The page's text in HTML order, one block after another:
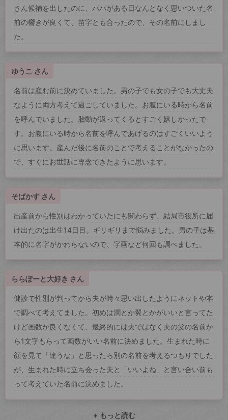
さん候補を出したのに、パパがある日なんとなく思いついた名
前の響きが良くて、苗字とも合ったので、その名前にしまし
た。
ゆうこ さん
名前は産む前に決めていました。男の子でも女の子でも大丈夫
なように両方考えて過ごしていました。お腹にいる時から名前
を呼んでいました。胎動が返ってくるとすごく嬉しかったで
す。お腹にいる時から名前を呼んであげるのはすごくいいよう
に思います。産んだ後に名前のことで考えることがなかったの
で、すぐにお世話に専念できたように思います。
そばかす さん
出産前から性別はわかっていたにも関わらず、結局市役所に届
け出たのは出生14日目。ギリギリまで悩みました。男の子は基
本的に名字がかわらないので、字画など何回も調べました。
ららぽーと大好き さん
健診で性別が判ってから夫が時々思い出したようにネットや本
で調べて考えてました。初めは潤とか翼とかがいいと言ってた
けど画数が良くなくて、最終的には夫ではなく夫の父の名前か
ら1文字もらって画数がいい名前に決めました。生まれた時に
顔を見て「違うな」と思ったら別の名前を考えるつもりでした
が、生まれた時に立ち会った夫と「いいよね」と言い合い前も
って考えていた名前に決めました。
+ もっと読む